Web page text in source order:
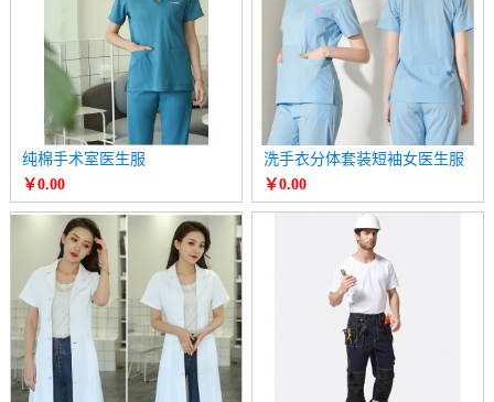
纯棉手术室医生服
￥0.00
洗手衣分体套装短袖女医生服
￥0.00